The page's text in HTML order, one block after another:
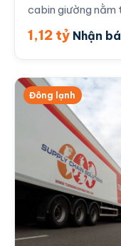
cabin giường nằm
1,12 tỷ Nhận
Đông lạnh